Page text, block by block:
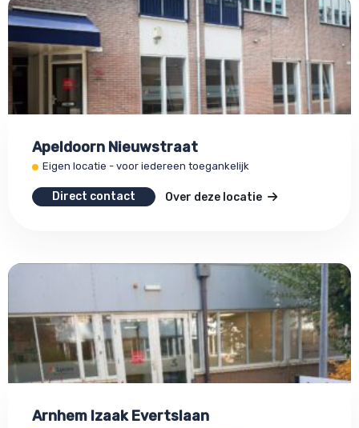
Apeldoorn Nieuwstraat
Eigen locatie - voor iedereen toegankelijk
Direct contact Over deze locatie
Arnhem Izaak Evertslaan